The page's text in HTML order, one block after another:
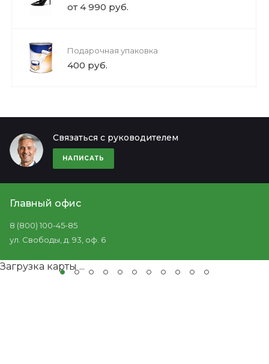
от 4 990 руб.
Подарочная упаковка
400 руб.
Связаться с руководителем
НАПИСАТЬ
Главный офис
8 (800) 100-45-85
ул. Свободы, д. 93, оф. 6
Загрузка карты ...